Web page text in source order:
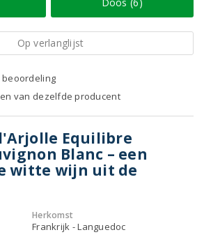
Op verlanglijst
beoordeling
van dezelfde producent
Equilibre
Blanc – een
witte wijn uit de
Herkomst
Frankrijk - Languedoc